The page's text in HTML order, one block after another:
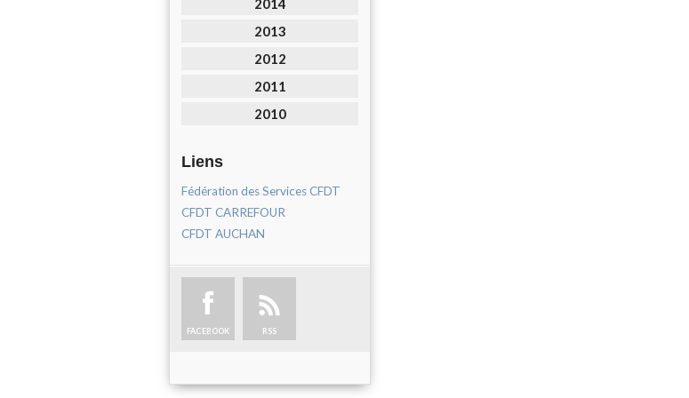
2014
2013
2012
2011
2010
Liens
Fédération des Services CFDT
CFDT CARREFOUR
CFDT AUCHAN
FACEBOOK RSS